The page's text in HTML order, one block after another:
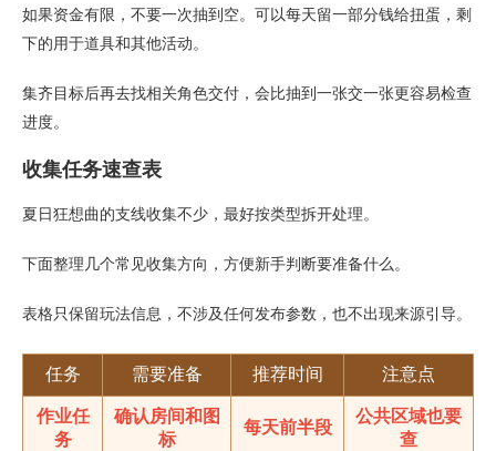
如果资金有限，不要一次抽到空。可以每天留一部分钱给扭蛋，剩
下的用于道具和其他活动。
集齐目标后再去找相关角色交付，会比抽到一张交一张更容易检查
进度。
收集任务速查表
夏日狂想曲的支线收集不少，最好按类型拆开处理。
下面整理几个常见收集方向，方便新手判断要准备什么。
表格只保留玩法信息，不涉及任何发布参数，也不出现来源引导。
任务 需要准备 推荐时间 注意点
作业任
务
确认房间和图
标
每天前半段
公共区域也要
查